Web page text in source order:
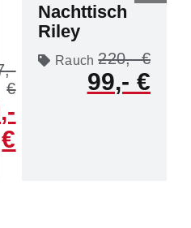
Nachttisch
Riley
Rauch 220
99